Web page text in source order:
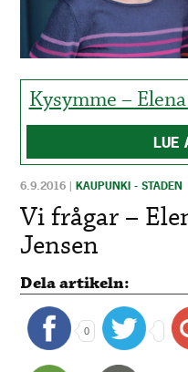
YLEINEN
MAINOSTAJILLE
Kysymme –
LUE
6.9.2016 |KAUPUNKI - STADEN
Vi frågar –
Jensen
Dela artikeln:
0